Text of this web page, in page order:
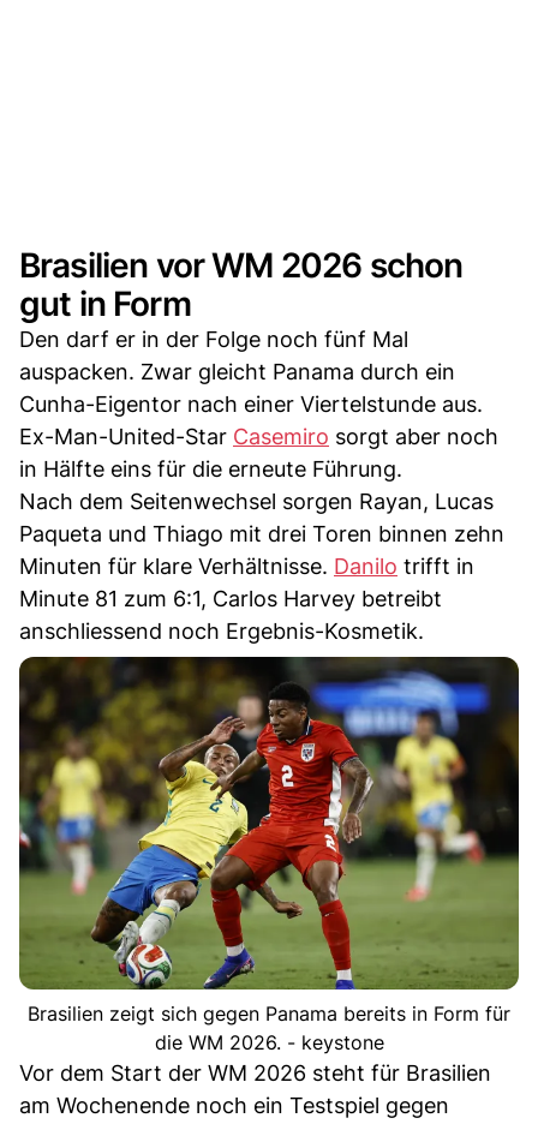
Brasilien vor WM 2026 schon
gut in Form
Den darf er in der Folge noch fünf Mal
auspacken. Zwar gleicht Panama durch ein
Cunha-Eigentor nach einer Viertelstunde aus.
Ex-Man-United-Star Casemiro sorgt aber noch
in Hälfte eins für die erneute Führung.
Nach dem Seitenwechsel sorgen Rayan, Lucas
Paqueta und Thiago mit drei Toren binnen zehn
Minuten für klare Verhältnisse. Danilo trifft in
Minute 81 zum 6:1, Carlos Harvey betreibt
anschliessend noch Ergebnis-Kosmetik.
Brasilien zeigt sich gegen Panama bereits in Form für
die WM 2026. - keystone
Vor dem Start der WM 2026 steht für Brasilien
am Wochenende noch ein Testspiel gegen